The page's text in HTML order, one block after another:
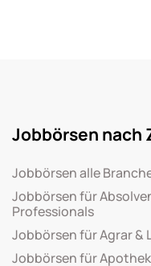
Jobbörsen nach
Jobbörsen alle
Jobbörsen für
Professionals
Jobbörsen für Agrar &
Jobbörsen für